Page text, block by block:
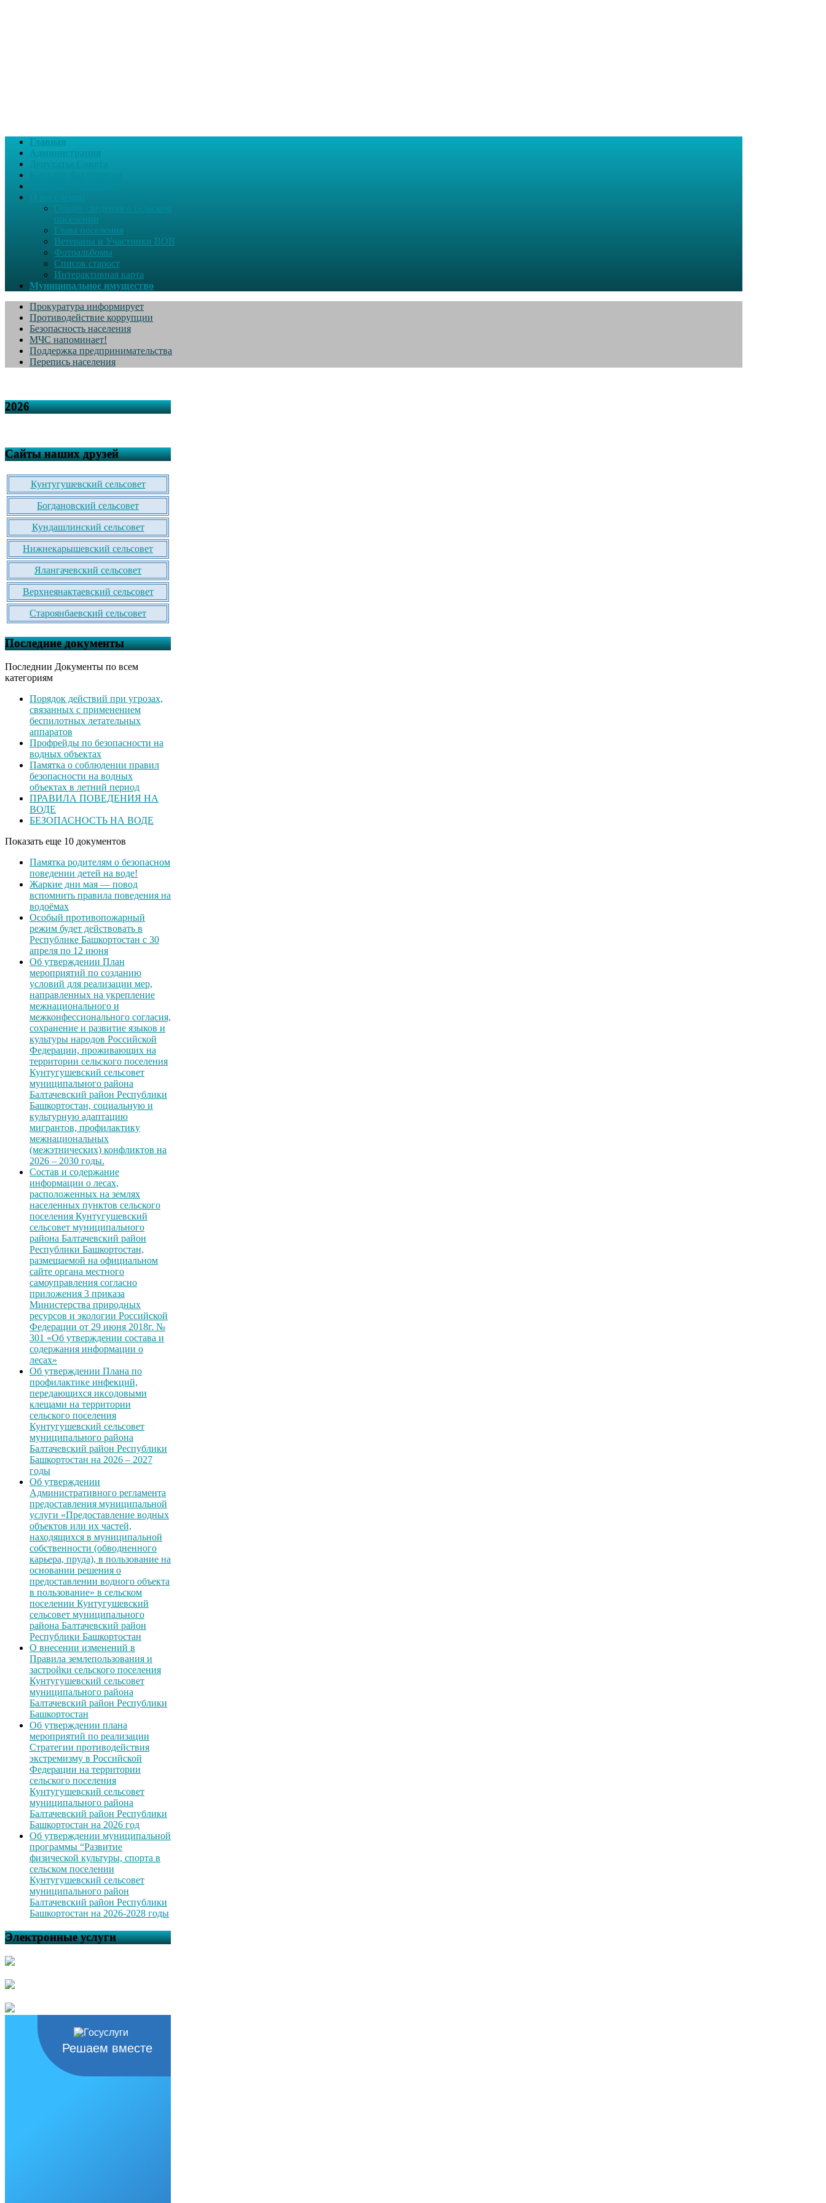
Главная
поселении
Глава поселения
Ветераны и Участники ВОВ
Фотоальбомы
Список старост
Интерактивная карта
Муниципальное имущество
Прокуратура информирует
Противодействие коррупции
Безопасность населения
МЧС напоминает!
Поддержка предпринимательства
Перепись населения
2026
Сайты наших друзей
Кунтугушевский сельсовет
Богдановский сельсовет
Кундашлинский сельсовет
Нижнекарышевский сельсовет
Ялангачевский сельсовет
Верхнеянактаевский сельсовет
Староянбаевский сельсовет
Последние документы
Последнии Документы по всем
категориям
Порядок действий при угрозах,
связанных с применением
беспилотных летательных
аппаратов
Профрейды по безопасности на
водных объектах
Памятка о соблюдении правил
безопасности на водных
объектах в летний период
ПРАВИЛА ПОВЕДЕНИЯ НА
ВОДЕ
БЕЗОПАСНОСТЬ НА ВОДЕ
Показать еще 10 документов
Памятка родителям о безопасном
поведении детей на воде!
Жаркие дни мая — повод
вспомнить правила поведения на
водоёмах
Особый противопожарный
режим будет действовать в
Республике Башкортостан с 30
апреля по 12 июня
Об утверждении План
мероприятий по созданию
условий для реализации мер,
направленных на укрепление
межнационального и
межконфессионального согласия,
сохранение и развитие языков и
культуры народов Российской
Федерации, проживающих на
территории сельского поселения
Кунтугушевский сельсовет
муниципального района
Балтачевский район Республики
Башкортостан, социальную и
культурную адаптацию
мигрантов, профилактику
межнациональных
(межэтнических) конфликтов на
2026 – 2030 годы.
Состав и содержание
информации о лесах,
расположенных на землях
населенных пунктов сельского
поселения Кунтугушевский
сельсовет муниципального
района Балтачевский район
Республики Башкортостан,
размещаемой на официальном
сайте органа местного
самоуправления согласно
приложения 3 приказа
Министерства природных
ресурсов и экологии Российской
Федерации от 29 июня 2018г. №
301 «Об утверждении состава и
содержания информации о
лесах»
Об утверждении Плана по
профилактике инфекций,
передающихся иксодовыми
клещами на территории
сельского поселения
Кунтугушевский сельсовет
муниципального района
Балтачевский район Республики
Башкортостан на 2026 – 2027
годы
Об утверждении
Административного регламента
предоставления муниципальной
услуги «Предоставление водных
объектов или их частей,
находящихся в муниципальной
собственности (обводненного
карьера, пруда), в пользование на
основании решения о
предоставлении водного объекта
в пользование» в сельском
поселении Кунтугушевский
сельсовет муниципального
района Балтачевский район
Республики Башкортостан
О внесении изменений в
Правила землепользования и
застройки сельского поселения
Кунтугушевский сельсовет
муниципального района
Балтачевский район Республики
Башкортостан
Об утверждении плана
мероприятий по реализации
Стратегии противодействия
экстремизму в Российской
Федерации на территории
сельского поселения
Кунтугушевский сельсовет
муниципального района
Балтачевский район Республики
Башкортостан на 2026 год
Об утверждении муниципальной
программы “Развитие
физической культуры, спорта в
сельском поселении
Кунтугушевский сельсовет
муниципального район
Балтачевский район Республики
Башкортостан на 2026-2028 годы
Электронные услуги
Решаем вместе